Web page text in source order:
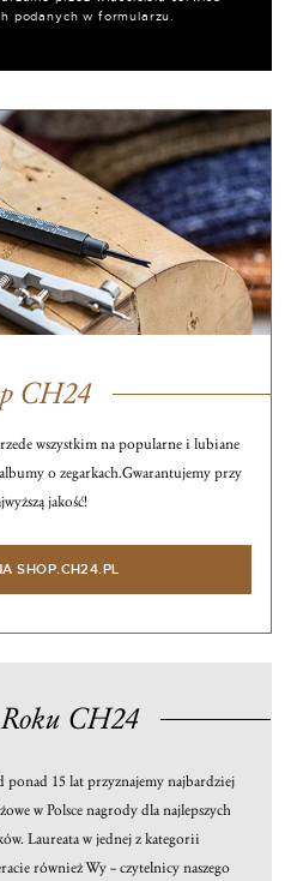
podanych w formularzu.
CH24
wszystkim na popularne i lubiane
o zegarkach.Gwarantujemy przy
jakość!
SHOP.CH24.PL
CH24
ponad 15 lat przyznajemy najbardziej
w Polsce nagrody dla najlepszych
Laureata w jednej z kategorii
również Wy – czytelnicy naszego